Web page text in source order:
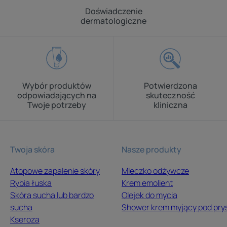
Doświadczenie
dermatologiczne
Wybór produktów
odpowiadających na
Twoje potrzeby
Potwierdzona
skuteczność
kliniczna
Twoja skóra
Atopowe zapalenie skóry
Rybia łuska
Skóra sucha lub bardzo
sucha
Kseroza
Nasze produkty
Mleczko odżywcze
Krem emolient
Olejek do mycia
Shower krem myjący pod